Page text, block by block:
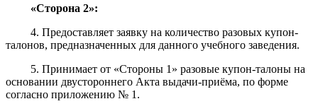
«Сторона 2»:
4. Предоставляет заявку на количество разовых купон-
талонов, предназначенных для данного учебного заведения.
5. Принимает от «Стороны 1» разовые купон-талоны на
основании двустороннего Акта выдачи-приёма, по форме
согласно приложению № 1.